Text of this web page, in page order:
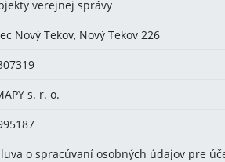
verejnej správy
Nový Tekov, Nový Tekov 226
s. r. o.
o spracúvaní osobných údajov pre